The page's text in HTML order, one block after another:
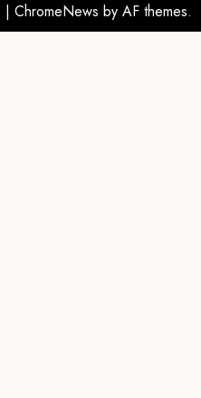
| ChromeNews by AF themes.